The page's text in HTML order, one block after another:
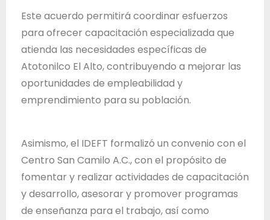
Este acuerdo permitirá coordinar esfuerzos
para ofrecer capacitación especializada que
atienda las necesidades específicas de
Atotonilco El Alto, contribuyendo a mejorar las
oportunidades de empleabilidad y
emprendimiento para su población.
Asimismo, el IDEFT formalizó un convenio con el
Centro San Camilo A.C., con el propósito de
fomentar y realizar actividades de capacitación
y desarrollo, asesorar y promover programas
de enseñanza para el trabajo, así como